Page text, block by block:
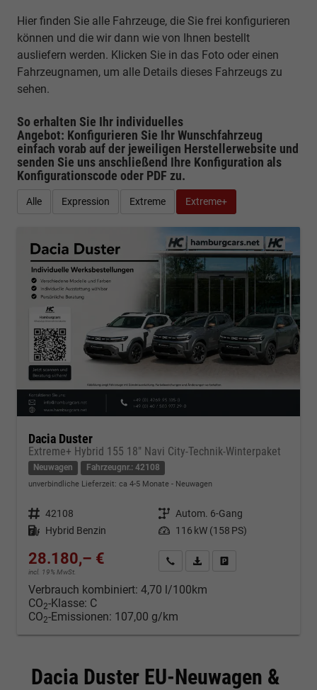
Hier finden Sie alle Fahrzeuge, die Sie frei konfigurieren
können und die wir dann wie von Ihnen bestellt
ausliefern werden. Klicken Sie in das Foto oder einen
Fahrzeugnamen, um alle Details dieses Fahrzeugs zu
sehen.
So erhalten Sie Ihr individuelles
Angebot: Konfigurieren Sie Ihr Wunschfahrzeug
einfach vorab auf der jeweiligen Herstellerwebsite und
senden Sie uns anschließend Ihre Konfiguration als
Konfigurationscode oder PDF zu.
Alle Expression Extreme Extreme+
Dacia Duster
Extreme+ Hybrid 155 18" Navi City-Technik-Winterpaket
Neuwagen Fahrzeugnr.: 42108
unverbindliche Lieferzeit: ca 4-5 Monate Neuwagen
Fahrzeugnr. 42108 Getriebe Autom. 6-Gang
Kraftstoff Hybrid Benzin Leistung 116 kW (158 PS)
28.180,– €
incl. 19% MwSt.
Kontakt & Angebot anfordern
PDF-Datei, Fahrzeugexposé
Verbrauch kombiniert: 4,70 l/100km
CO2-Klasse: C
CO2-Emissionen: 107,00 g/km
Dacia Duster EU-Neuwagen &